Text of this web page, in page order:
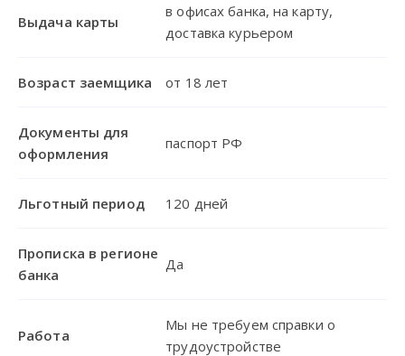
Выдача карты
в офисах банка, на карту,
доставка курьером
Возраст заемщика от 18 лет
Документы для
оформления
паспорт РФ
Льготный период 120 дней
Прописка в регионе
банка
Да
Работа
Мы не требуем справки о
трудоустройстве